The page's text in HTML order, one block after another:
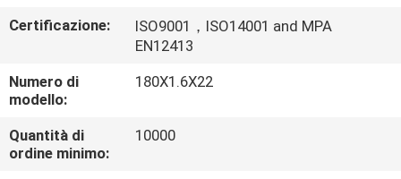
GIRO
FABBRICA
CONTROLLO
Certificazione:
ISO9001，ISO14001 and MPA
EN12413
Numero di
modello:
180X1.6X22
Quantità di
ordine minimo:
10000